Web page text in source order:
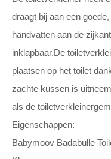
draagt bij aan een
handvatten aan de
inklapbaar.De
plaatsen op het toilet
zachte kussen is
als de
Eigenschappen:
Babymoov Badabulle